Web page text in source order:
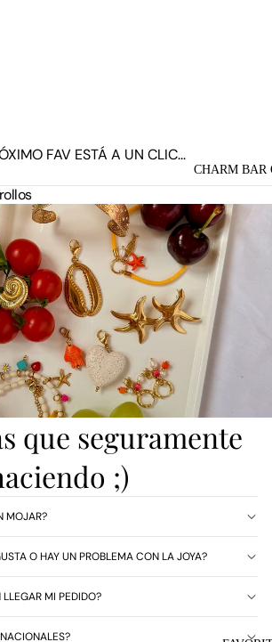
CHARM BAR
FAV ESTÁ A UN CLIC...
que seguramente
;)
MOJAR?
O HAY UN PROBLEMA CON LA JOYA?
MI PEDIDO?